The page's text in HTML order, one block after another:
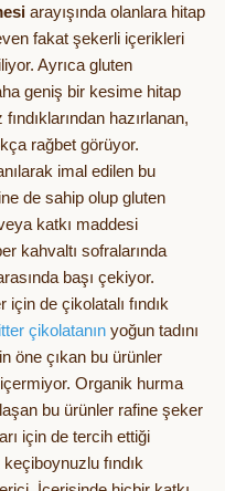
arayışında olanlara hitap
fakat şekerli içerikleri
Ayrıca gluten
geniş bir kesime hitap
hazırlanan,
rağbet görüyor.
imal edilen bu
de sahip olup gluten
katkı maddesi
kahvaltı sofralarında
başı çekiyor.
de çikolatalı fındık
çikolatanın yoğun tadını
öne çıkan bu ürünler
Organik hurma
bu ürünler rafine şeker
için de tercih ettiği
fındık